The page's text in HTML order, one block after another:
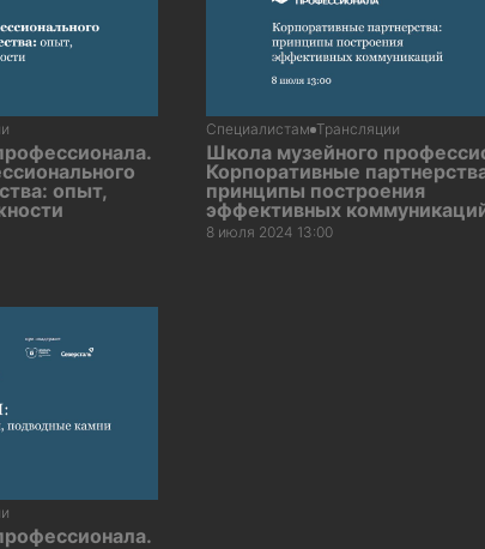
опыт,
Специалистам Трансляции
Школа музейного
Корпоративные
принципы построения
эффективных
8 июля 2024 13:00